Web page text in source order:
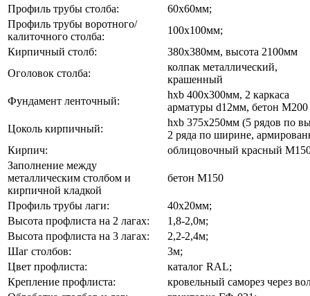
Профиль трубы столба:
60х60мм;
Профиль трубы воротного/
калиточного столба:
100х100мм;
Кирпичный столб:
380х380мм, высота 2100мм
Оголовок столба:
колпак металлический,
крашенный
Фундамент ленточный:
hхb 400х300мм, 2 каркаса
арматуры d12мм, бетон М200
Цоколь кирпичный:
hхb 375х250мм (5 рядов по
2 ряда по ширине,
Кирпич:
облицовочный красный
Заполнение между
металлическим столбом и
кирпичной кладкой
бетон М150
Профиль трубы лаги:
40х20мм;
Высота профлиста на 2 лагах:
1,8-2,0м;
Высота профлиста на 3 лагах:
2,2-2,4м;
Шаг столбов:
3м;
Цвет профлиста:
каталог RAL;
Крепление профлиста:
кровельный саморез через